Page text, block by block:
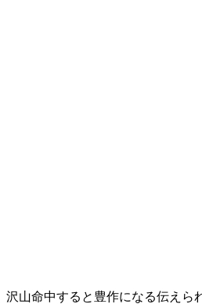
沢山命中すると豊作になる伝えら